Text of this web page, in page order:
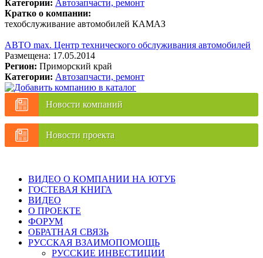
Категории: Автозапчасти, ремонт
Кратко о компании:
техобслуживание автомобилей КАМАЗ
АВТО max. Центр технического обслуживания автомобилей
Размещена: 17.05.2014
Регион: Приморский край
Категории: Автозапчасти, ремонт
Новости компаний
Новости проекта
ВИДЕО О КОМПАНИИ НА ЮТУБ
ГОСТЕВАЯ КНИГА
ВИДЕО
О ПРОЕКТЕ
ФОРУМ
ОБРАТНАЯ СВЯЗЬ
РУССКАЯ ВЗАИМОПОМОЩЬ
РУССКИЕ ИНВЕСТИЦИИ